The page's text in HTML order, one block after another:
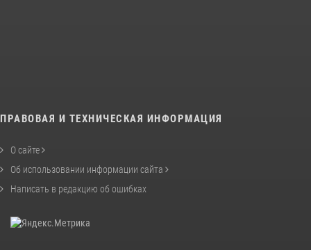
ПРАВОВАЯ И ТЕХНИЧЕСКАЯ ИНФОРМАЦИЯ
О сайте
Об использовании информации сайта
Написать в редакцию об ошибках